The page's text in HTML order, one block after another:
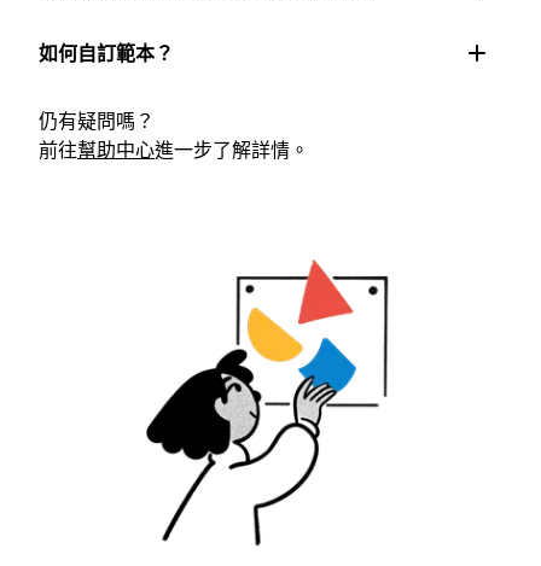
如何自訂範本？
仍有疑問嗎？
前往幫助中心進一步了解詳情。